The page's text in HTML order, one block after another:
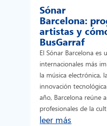
Sónar
Barcelona:
artistas y
BusGarraf
El Sónar Barcelona es
internacionales más
la música electrónica,
innovación
año, Barcelona reúne
profesionales de la
leer más